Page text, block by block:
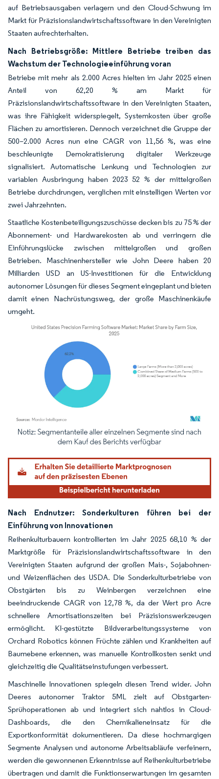
auf Betriebsausgaben verlagern und den Cloud-Schwung im
Markt für Präzisionslandwirtschaftssoftware in den Vereinigten
Staaten aufrechterhalten.
Nach Betriebsgröße: Mittlere Betriebe treiben das
Wachstum der Technologieeinführung voran
Betriebe mit mehr als 2.000 Acres hielten im Jahr 2025 einen
Anteil von 62,20 % am Markt für
Präzisionslandwirtschaftssoftware in den Vereinigten Staaten,
was ihre Fähigkeit widerspiegelt, Systemkosten über große
Flächen zu amortisieren. Dennoch verzeichnet die Gruppe der
500–2.000 Acres nun eine CAGR von 11,56 %, was eine
beschleunigte Demokratisierung digitaler Werkzeuge
signalisiert. Automatische Lenkung und Technologien zur
variablen Ausbringung haben 2023 52 % der mittelgroßen
Betriebe durchdrungen, verglichen mit einstelligen Werten vor
zwei Jahrzehnten.
Staatliche Kostenbeteiligungszuschüsse decken bis zu 75 % der
Abonnement- und Hardwarekosten ab und verringern die
Einführungslücke zwischen mittelgroßen und großen
Betrieben. Maschinenhersteller wie John Deere haben 20
Milliarden USD an US-Investitionen für die Entwicklung
autonomer Lösungen für dieses Segment eingeplant und bieten
damit einen Nachrüstungsweg, der große Maschinenkäufe
umgeht.
Bild © Mordor Intelligence. Wiederverwendung erfordert Namensnennung
Nach Endnutzer: Sonderkulturen führen bei der
Einführung von Innovationen
Reihenkulturbauern kontrollierten im Jahr 2025 68,10 % der
Marktgröße für Präzisionslandwirtschaftssoftware in den
Vereinigten Staaten aufgrund der großen Mais-, Sojabohnen-
und Weizenflächen des USDA. Die Sonderkulturbetriebe von
Obstgärten bis zu Weinbergen verzeichnen eine
beeindruckende CAGR von 12,78 %, da der Wert pro Acre
schnellere Amortisationszeiten bei Präzisionswerkzeugen
ermöglicht. KI-gestützte Bildverarbeitungssysteme von
Orchard Robotics können Früchte zählen und Krankheiten auf
Baumebene erkennen, was manuelle Kontrollkosten senkt und
gleichzeitig die Qualitätseinstufungen verbessert.
Maschinelle Innovationen spiegeln diesen Trend wider. John
Deeres autonomer Traktor 5ML zielt auf Obstgarten-
Sprühoperationen ab und integriert sich nahtlos in Cloud-
Dashboards, die den Chemikalieneinsatz für die
Exportkonformität dokumentieren. Da diese hochmargigen
Segmente Analysen und autonome Arbeitsabläufe verfeinern,
werden die gewonnenen Erkenntnisse auf Reihenkulturbetriebe
übertragen und damit die Funktionserwartungen im gesamten